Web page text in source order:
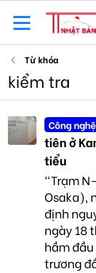
Từ khóa
kiểm tra
Công nghệ
tiên ở
tiểu
"Trạm
Osaka),
định
ngày 18
hầm
trương